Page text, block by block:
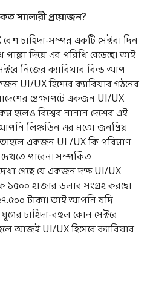
কতস্যালারীপ্রয়োজন?
চাহিদা-সম্পন্ন একটি সেক্টর। দিন
দিয়ে এর পরিধি বেড়েছে। তাই
নিজের ক্যারিয়ার বিল্ড আপ
UI/UX হিসেবে ক্যারিয়ার গঠনের
প্রেক্ষাপটে একজন UI/UX
হলেও বিশ্বের নানান দেশের এই
আপনি লিঙ্কডিন এর মতো জনপ্রিয়
তাহলে একজন UI /UX কি পরিমাণ
পাবেন। সম্পর্কিত
গেছে যে একজন দক্ষ UI/UX
১৫০০ হাজার ডলার সংগ্রহ করছে।
টাকা। তাই আপনি যদি
চাহিদা-বহুল কোন সেক্টরে
আজই UI/UX হিসেবে ক্যারিয়ার